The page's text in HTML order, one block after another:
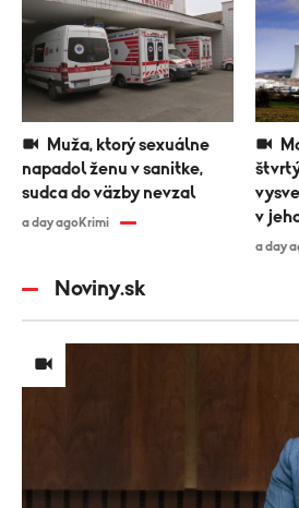
napadol ženu v sanitke,
sudca do väzby nevzal
a day agoKrimi
v
a day
Noviny.sk